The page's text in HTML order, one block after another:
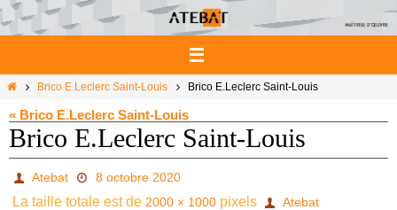
Passer
vers
le
HomeBrico E.Leclerc Saint-Louis Brico E.Leclerc Saint-Louis
« Brico E.Leclerc Saint-Louis
Brico E.Leclerc Saint-Louis
Atebat 8 octobre 2020
La taille totale est de 2000 × 1000 pixels
Atebat